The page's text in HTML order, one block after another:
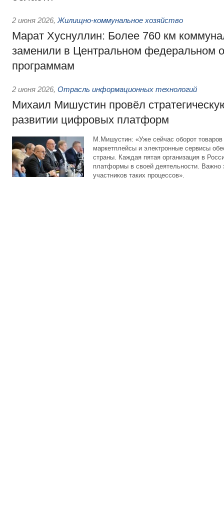
2 июня 2026, Жилищно-коммунальное хозяйство
Марат Хуснуллин: Более 760 км
заменили в Центральном федеральном
программам
2 июня 2026, Отрасль информационных технологий
Михаил Мишустин провёл
развитии цифровых платформ
М.Мишустин: «Уже сейчас оборот товаров
маркетплейсы и электронные сервисы
страны. Каждая пятая организация в
платформы в своей деятельности. Важно
участников таких процессов».